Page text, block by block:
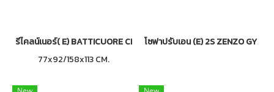
รีไคลน์เนอร์( E) BATTICUORE CR
77x92/158x113 CM.
โซฟาปรับเอน (E) 2S ZENZO GY